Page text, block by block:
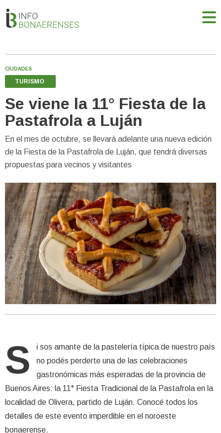
CIUDADES
TURISMO
Se viene la 11° Fiesta de la
Pastafrola a Luján
En el mes de octubre, se llevará adelante una nueva edición
de la Fiesta de la Pastafrola de Luján, que tendrá diversas
propuestas para vecinos y visitantes
S
i sos amante de la pastelería típica de nuestro país
no podés perderte una de las celebraciones
gastronómicas más esperadas de la provincia de
Buenos Aires: la 11° Fiesta Tradicional de la Pastafrola en la
localidad de Olivera, partido de Luján. Conocé todos los
detalles de este evento imperdible en el noroeste
bonaerense.